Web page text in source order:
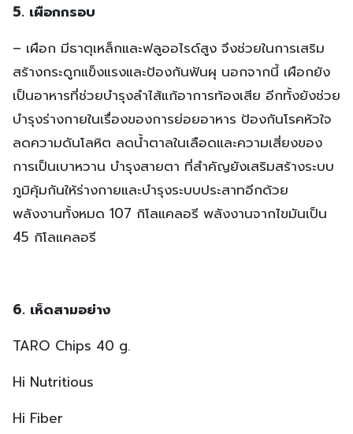
5. เผือกกรอบ
– เผือก มีธาตุเหล็กและฟลูออไรด์สูง จึงช่วยในการเสริม
สร้างกระดูกแข็งแรงและป้องกันฟันผุ นอกจากนี้ เผือกยัง
เป็นอาหารที่ช่วยบำรุงลำไส้แก้อาการท้องเสีย อีกทั้งยังช่วย
บำรุงร่างกายในเรื่องของการย่อยอาหาร ป้องกันโรคหัวใจ
ลดความดันโลหิต ลดน้ำตาลในเลือดและความเสี่ยงของ
การเป็นเบาหวาน บำรุงสายตา ที่สำคัญยังเสริมสร้างระบบ
ภูมิคุ้มกันให้ร่างกายและบำรุงระบบประสาทอีกด้วย
พลังงานทั้งหมด 107 กิโลแคลอรี พลังงานจากไขมันเป็น
45 กิโลแคลอรี
6. เห็ดสามอย่าง
TARO Chips 40 g.
Hi Nutritious
Hi Fiber